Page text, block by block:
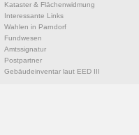
Kataster & Flächenwidmung
Interessante Links
Wahlen in Parndorf
Fundwesen
Amtssignatur
Postpartner
Gebäudeinventar laut EED III